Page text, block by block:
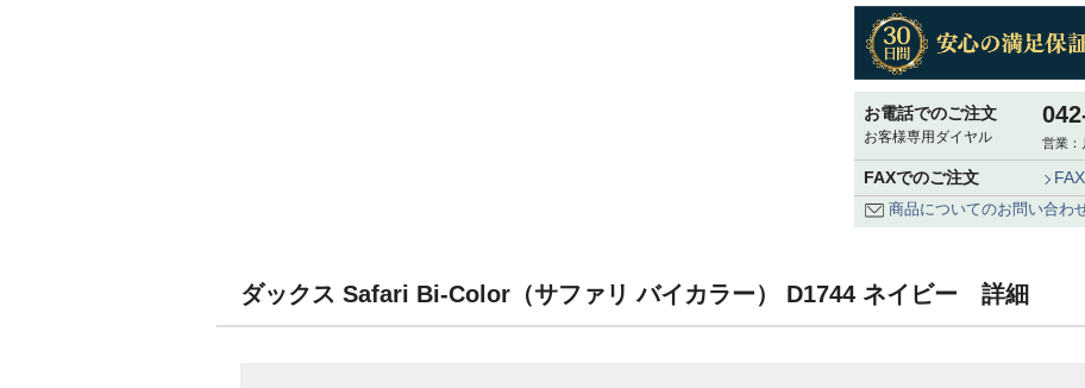
お電話でのご注文
お客様専用ダイヤル 営業
FAXでのご注文
商品についてのお問い合わ
ダックス Safari Bi-Color（サファリ バイカラー） D1744 ネイビー 詳細